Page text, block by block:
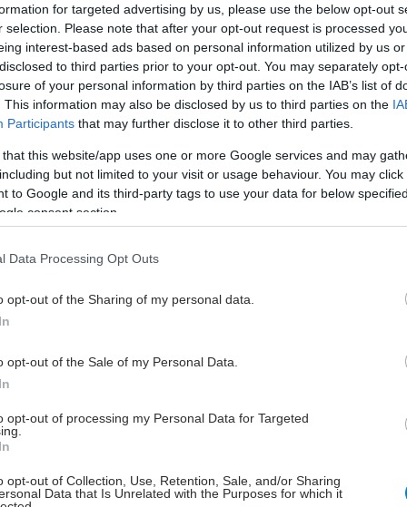
for targeted advertising by us, please use the below opt-out
selection. Please note that after your opt-out request is processed
interest-based ads based on personal information utilized by us
to third parties prior to your opt-out. You may separately
of your personal information by third parties on the IAB’s list of
This information may also be disclosed by us to third parties on the
Participants that may further disclose it to other third parties.
that this website/app uses one or more Google services and may
but not limited to your visit or usage behaviour. You may
to Google and its third-party tags to use your data for below
consent section.
Data Processing Opt Outs
opt-out of the Sharing of my personal data.
opt-out of the Sale of my Personal Data.
opt-out of processing my Personal Data for Targeted
opt-out of Collection, Use, Retention, Sale, and/or Sharing
Data that Is Unrelated with the Purposes for which it
συμμετείχαν 18 ασθενείς που θα χρειάζονταν κρημνό
τους καρκινώματος.
έλαβε έξι ενέσιμες εγχύσεις TVEC που
τέτοιο βαθμό ώστε να είναι δυνατή η χειρουργική
άμεσο κλείσιμο του τραύματος.
των περιπτώσεων, η επακόλουθη ιστολογική
έδειξε καν πλέον ζωντανά καρκινικά κύτταρα.
που υποβλήθηκαν σε θεραπεία έγιναν τουλάχιστον
και κανένας όγκος δεν συνέχισε να αναπτύσσεται